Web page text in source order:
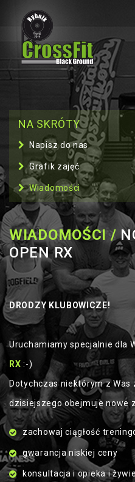
NA SKRÓTY
Napisz do nas
Grafik zajęć
Wiadomości
WIADOMOŚCI /
OPEN RX
DRODZY KLUBOWICZE!
Uruchamiamy specjalnie dla
RX :-)
Dotychczas niektórym z Was
dzisiejszego obejmuje nowe
zachowaj ciągłość
gwarancja niskiej ceny
konsultacja i opieka i